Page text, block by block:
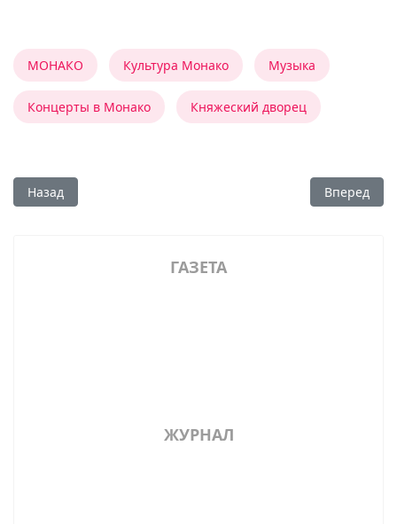
МОНАКО Культура Монако Музыка
Концерты в Монако Княжеский дворец
Предыдущий: 4 августа: концерт во дворе Княжеского
Назад Вперед
ГАЗЕТА
ЖУРНАЛ